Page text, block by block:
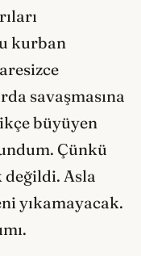
kurban
savaşmasına
büyüyen
Çünkü
Asla
yıkamayacak.